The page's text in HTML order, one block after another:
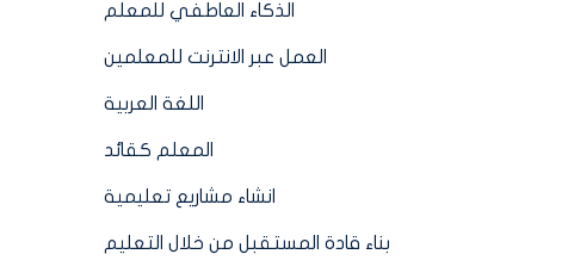
الذكاء العاطفي للمعلم
العمل عبر الانترنت للمعلمين
اللغة العربية
المعلم كقائد
انشاء مشاريع تعليمية
بناء قادة المستقبل من خلال التعليم